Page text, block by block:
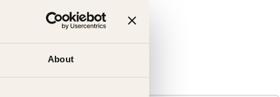
About